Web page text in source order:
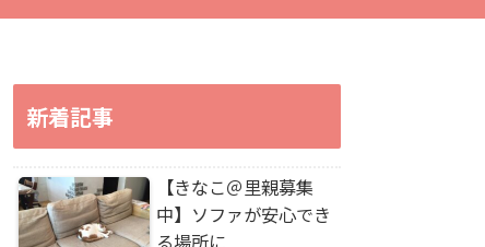
新着記事
【きなこ＠里親募集
中】ソファが安心でき
る場所に